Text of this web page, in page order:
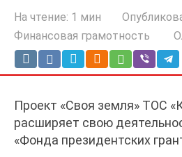
На чтение: 1 мин
Финансовая грамотность
Проект «Своя земля» ТОС
расширяет свою
«Фонда президентских